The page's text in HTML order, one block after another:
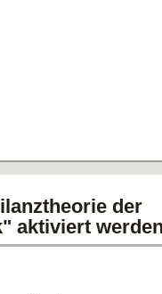
der
aktiviert